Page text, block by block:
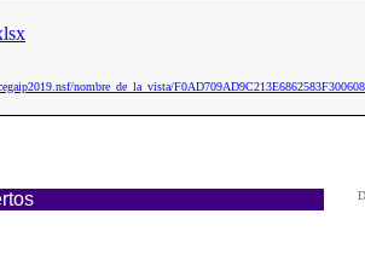
nombre_de_la_vista/